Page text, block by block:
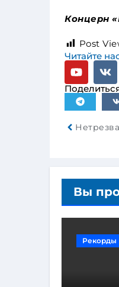
Концерн
Post
Читайте
Вы
Рекорды